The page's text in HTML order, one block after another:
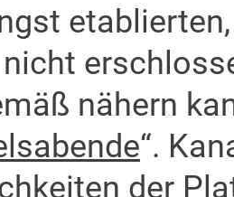
nicht
nähern
“.
der